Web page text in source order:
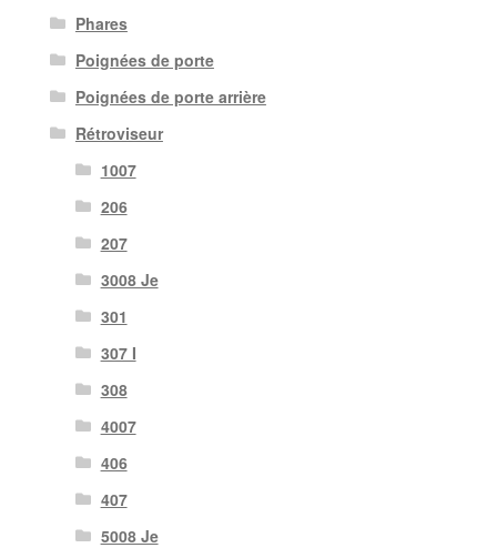
Phares
Poignées de porte
Poignées de porte arrière
Rétroviseur
1007
206
207
3008 Je
301
307 I
308
4007
406
407
5008 Je